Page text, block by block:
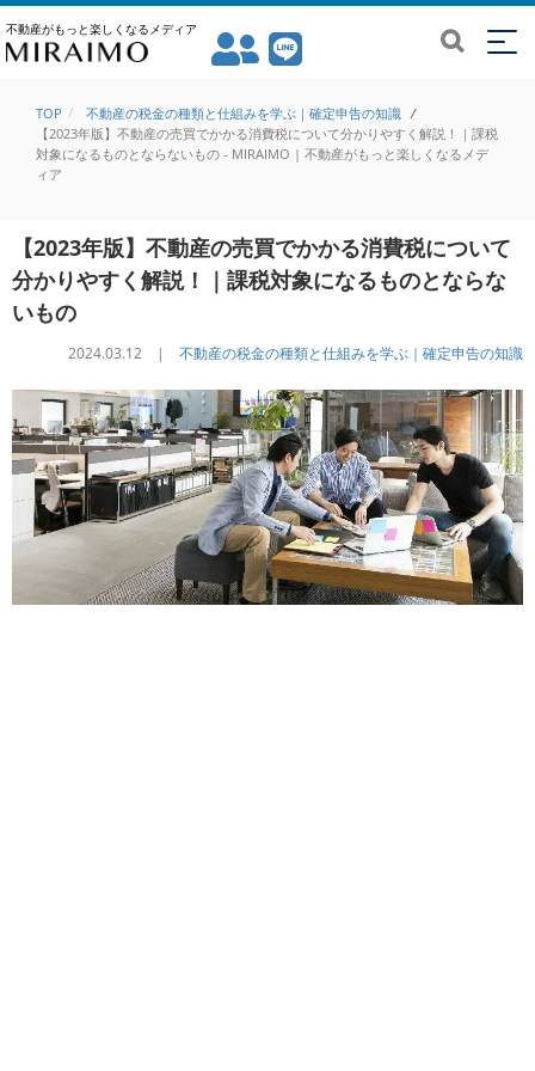
不動産がもっと楽しくなるメディア
TOP 不動産の税金の種類と仕組みを学ぶ｜確定申告の知識 /
【2023年版】不動産の売買でかかる消費税について分かりやすく解説！｜課税
対象になるものとならないもの - MIRAIMO | 不動産がもっと楽しくなるメデ
ィア
【2023年版】不動産の売買でかかる消費税について
分かりやすく解説！｜課税対象になるものとならな
いもの
2024.03.12 | 不動産の税金の種類と仕組みを学ぶ｜確定申告の知識